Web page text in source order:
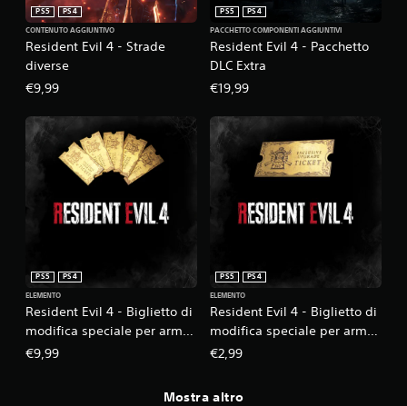
Resident Evil 4 - Strade
diverse
PS5
PS4
CONTENUTO AGGIUNTIVO
€9,99
Resident Evil 4 - Pacchetto
DLC Extra
PS5
PS4
PACCHETTO COMPONENTI AGGIUNTIVI
€19,99
Resident Evil 4 - Biglietto di
modifica speciale per arma
x5 (A)
PS5
PS4
ELEMENTO
€9,99
Resident Evil 4 - Biglietto di
modifica speciale per arma
x1 (A)
PS5
PS4
ELEMENTO
€2,99
Mostra altro